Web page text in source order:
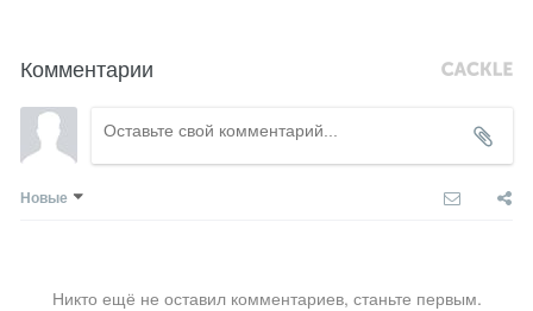
Комментарии
Новые
Никто ещё не оставил комментариев, станьте первым.